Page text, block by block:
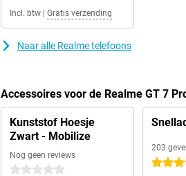
Incl. btw Gratis verzending
Naar alle Realme telefoons
Accessoires voor de Realme GT 7
Kunststof Hoesje
Zwart - Mobilize
Nog geen reviews
0 sterren
203
4.5